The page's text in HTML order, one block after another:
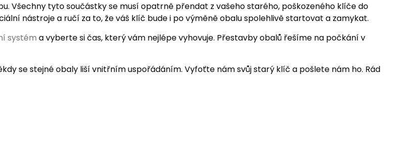
Všechny tyto součástky se musí opatrně přendat z vašeho starého, poškozeného klíče do
nástroje a ručí za to, že váš klíč bude i po výměně obalu spolehlivě startovat a zamykat.
systém a vyberte si čas, který vám nejlépe vyhovuje. Přestavby obalů řešíme na počkání v
se stejné obaly liší vnitřním uspořádáním. Vyfoťte nám svůj starý klíč a pošlete nám ho. Rád